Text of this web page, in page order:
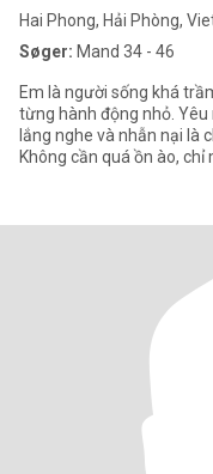
Hai Phong, Hải Phòng,
Søger: Mand 34 - 46
Em là người sống khá
từng hành động nhỏ.
lắng nghe và nhẫn nại là
Không cần quá ồn ào,